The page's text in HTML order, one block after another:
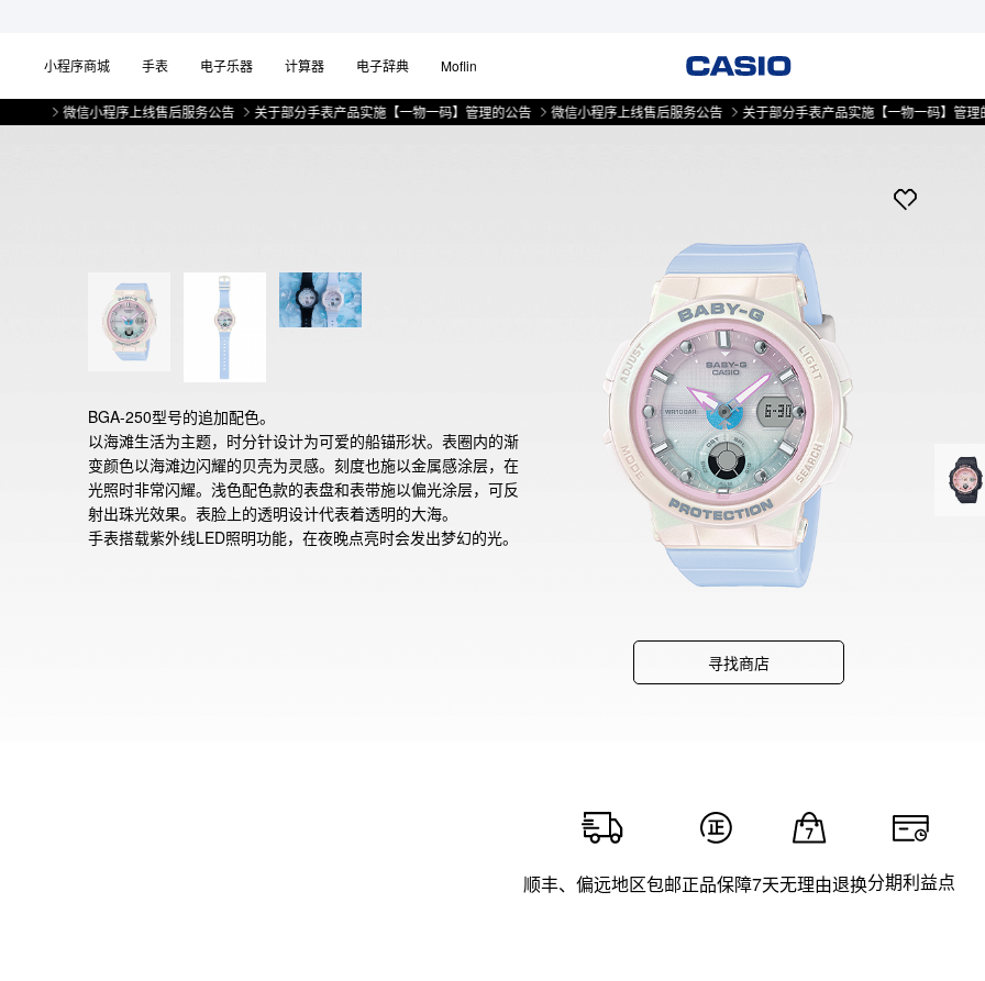
小程序商城 手表 电子乐器 计算器 电子辞典 Moflin
微信小程序上线售后服务公告 关于部分手表产品实施【一物一码】管理的公告 微信小程序上线售后服务公告 关于部分手表产品实施【一物一码】管理的公告
BGA-250型号的追加配色。
以海滩生活为主题，时分针设计为可爱的船锚形状。表圈内的渐
变颜色以海滩边闪耀的贝壳为灵感。刻度也施以金属感涂层，在
光照时非常闪耀。浅色配色款的表盘和表带施以偏光涂层，可反
射出珠光效果。表脸上的透明设计代表着透明的大海。
手表搭载紫外线LED照明功能，在夜晚点亮时会发出梦幻的光。
寻找商店
顺丰、偏远地区包邮正品保障7天无理由退换分期利益点